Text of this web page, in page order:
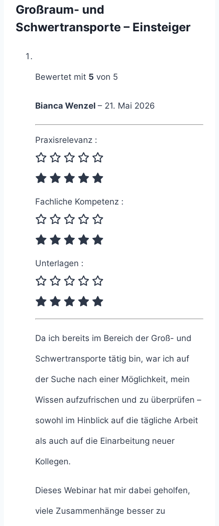
Großraum- und
Schwertransporte – Einsteiger
Bewertet mit 5 von 5
Bianca Wenzel – 21. Mai 2026
Praxisrelevanz :
Fachliche Kompetenz :
Unterlagen :
Da ich bereits im Bereich der Groß- und
Schwertransporte tätig bin, war ich auf
der Suche nach einer Möglichkeit, mein
Wissen aufzufrischen und zu überprüfen –
sowohl im Hinblick auf die tägliche Arbeit
als auch auf die Einarbeitung neuer
Kollegen.
Dieses Webinar hat mir dabei geholfen,
viele Zusammenhänge besser zu